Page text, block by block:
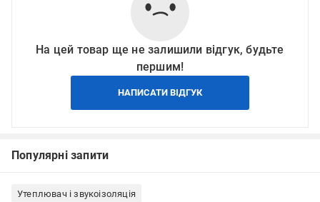
На цей товар ще не залишили відгук, будьте
першим!
НАПИСАТИ ВІДГУК
Популярні запити
Утеплювач і звукоізоляція